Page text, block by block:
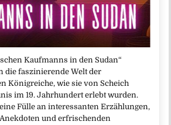
Kaufmanns in den Sudan“
die faszinierende Welt der
Königreiche, wie sie von Scheich
im 19. Jahrhundert erlebt wurden.
Fülle an interessanten Erzählungen,
und erfrischenden